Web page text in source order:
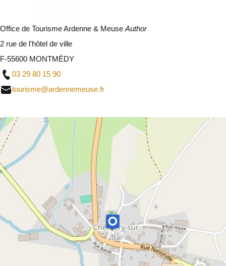
Office de Tourisme Ardenne & Meuse Author
2 rue de l'hôtel de ville
F-55600 MONTMÉDY
03 29 80 15 90
tourisme@ardennemeuse.fr